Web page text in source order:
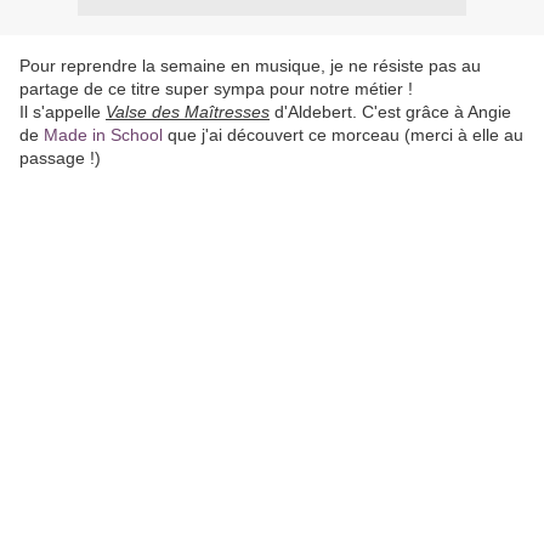
Pour reprendre la semaine en musique, je ne résiste pas au
partage de ce titre super sympa pour notre métier !
Il s'appelle Valse des Maîtresses d'Aldebert. C'est grâce à Angie
de Made in School que j'ai découvert ce morceau (merci à elle au
passage !)